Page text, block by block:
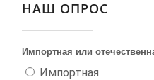
НАШ ОПРОС
Импортная или
Импортная